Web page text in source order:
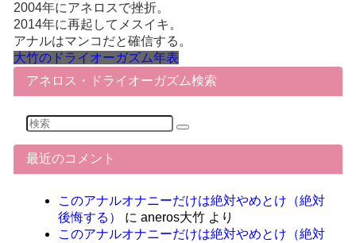
2004年にアネロスで挫折。
2014年に再起してメスイキ。
アナルはマンコだと確信する。
大竹のドライオーガズム年表
アネロス・ドライオーガズム検索
最近のコメント
このアナルオナニーだけは絶対やめとけ（絶対
後悔する）
に aneros大竹より
このアナルオナニーだけは絶対やめとけ（絶対